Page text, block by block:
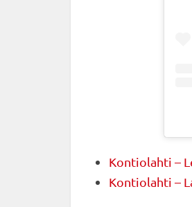
Kontiolahti –
Kontiolahti –